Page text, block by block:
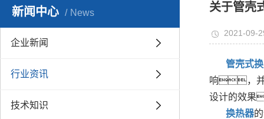
新闻中心 News
企业新闻
行业资讯
技术知识
关于管壳
2021-09-
管壳式
响，并
设计的效
换热器